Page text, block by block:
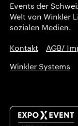
Events der
Welt von Winkler
sozialen Medien.
Kontakt AGB/
Winkler Systems